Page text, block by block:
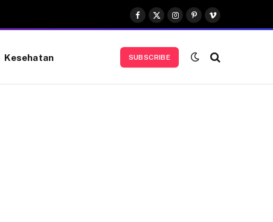
Facebook
X
(Twitter)
Instagram
Pinterest
Vimeo
Kesehatan SUBSCRIBE